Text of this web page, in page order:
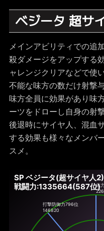
ベジータ 超サ
メインアビリティでの追
殺ダメージをアップする
ャレンジクリアなどで使
不能な味方の数だけ射撃
味方全員に効果があり味
ーツをドローし自身の射
後退時にサイヤ人、混血
する効果も様々なメンバ
スメ。
SP ベジータ(超サイヤ人
戦闘力:1335664(587位)体力
打撃防御力796位
146820